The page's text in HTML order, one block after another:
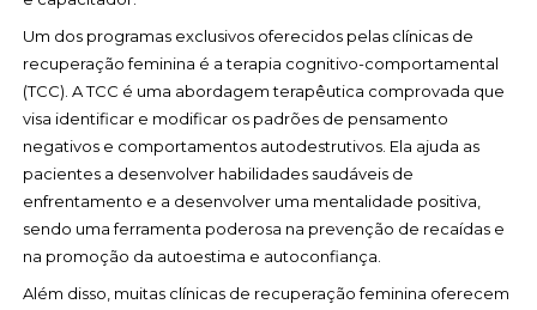
Um dos programas exclusivos oferecidos pelas clínicas de
recuperação feminina é a terapia cognitivo-comportamental
(TCC). A TCC é uma abordagem terapêutica comprovada que
visa identificar e modificar os padrões de pensamento
negativos e comportamentos autodestrutivos. Ela ajuda as
pacientes a desenvolver habilidades saudáveis de
enfrentamento e a desenvolver uma mentalidade positiva,
sendo uma ferramenta poderosa na prevenção de recaídas e
na promoção da autoestima e autoconfiança.
Além disso, muitas clínicas de recuperação feminina oferecem